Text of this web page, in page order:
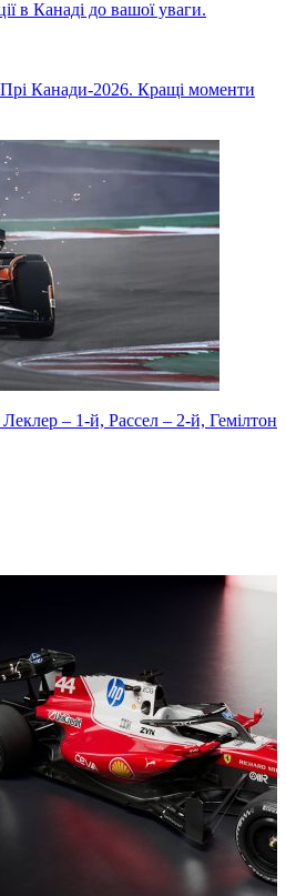
Прі Канади-2026. Кращі моменти
Леклер – 1-й, Рассел – 2-й, Гемілтон